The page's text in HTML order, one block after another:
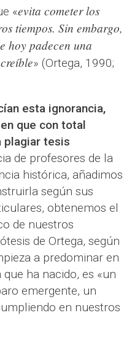
«evita cometer los
tiempos. Sin embargo,
hoy padecen una
» (Ortega, 1990;
esta ignorancia,
que con total
plagiar tesis
de profesores de la
histórica, añadimos
según sus
obtenemos el
de nuestros
de Ortega, según
a predominar en
ha nacido, es «un
emergente, un
en nuestros